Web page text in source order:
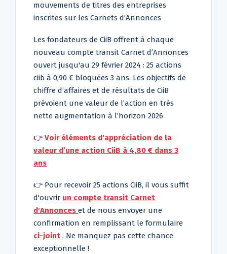
mouvements de titres des entreprises
inscrites sur les Carnets d’Annonces
Les fondateurs de CiiB offrent à chaque
nouveau compte transit Carnet d’Annonces
ouvert jusqu'au 29 février 2024 : 25 actions
ciib à 0,90 € bloquées 3 ans. Les objectifs de
chiffre d’affaires et de résultats de CiiB
prévoient une valeur de l’action en très
nette augmentation à l’horizon 2026
👉Voir éléments d'appréciation de la
valeur d’une action CiiB à 4,80 € dans 3
ans
👉 Pour recevoir 25 actions CiiB, il vous suffit
d'ouvrir un compte transit Carnet
d'Annonceset de nous envoyer une
confirmation en remplissant le formulaire
ci-joint. Ne manquez pas cette chance
exceptionnelle !